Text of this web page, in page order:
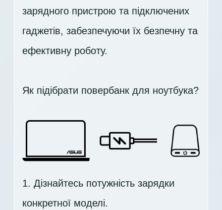
зарядного пристрою та підключених
гаджетів, забезпечуючи їх безпечну та
ефективну роботу.
Як підібрати повербанк для ноутбука?
1. Дізнайтесь потужність зарядки
конкретної моделі.